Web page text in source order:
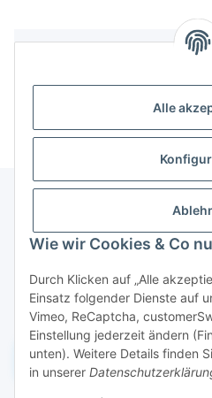
Alle
Wie wir Cookies & Co
Durch Klicken auf „Alle
Einsatz folgender Dienste auf
Vimeo, ReCaptcha,
Einstellung jederzeit ändern
unten). Weitere Details finden
in unserer
Informationen
Gesetzliche Informationen
Widerruf einreichen